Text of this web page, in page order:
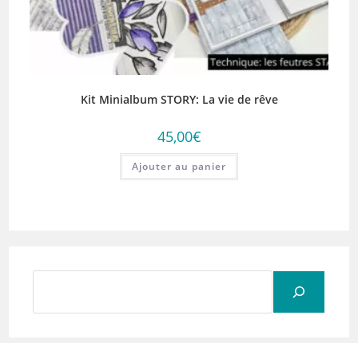
Kit Minialbum STORY: La vie de rêve
45,00€
Ajouter au panier